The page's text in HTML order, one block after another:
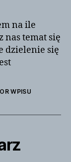
na ile
nas temat się
dzielenie się
WPISU